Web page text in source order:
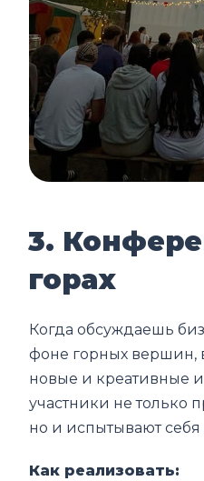
3.
горах
Когда обсуждаешь
фоне горных вершин,
новые и креативные
участники не только
но и испытывают себя
Как реализовать: